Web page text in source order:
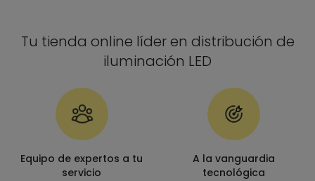
Tu tienda online líder en distribución de
iluminación LED
Equipo de expertos a tu
servicio
A la vanguardia
tecnológica